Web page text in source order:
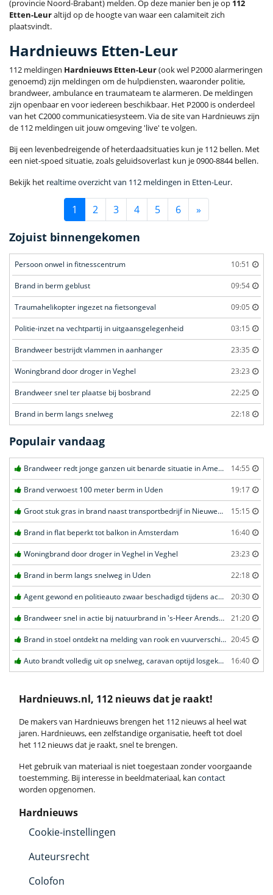
(provincie Noord-Brabant) melden. Op deze manier ben je op 112
Etten-Leuraltijd op de hoogte van waar een calamiteit zich
plaatsvindt.
Hardnieuws Etten-Leur
112 meldingen Hardnieuws Etten-Leur(ook wel P2000 alarmeringen
genoemd) zijn meldingen om de hulpdiensten, waaronder politie,
brandweer, ambulance en traumateam te alarmeren. De meldingen
zijn openbaar en voor iedereen beschikbaar. Het P2000 is onderdeel
van het C2000 communicatiesysteem. Via de site van Hardnieuws zijn
de 112 meldingen uit jouw omgeving 'live' te volgen.
Bij een levenbedreigende of heterdaadsituaties kun je 112 bellen. Met
een niet-spoed situatie, zoals geluidsoverlast kun je 0900-8844 bellen.
Bekijk het realtime overzicht van 112 meldingen in Etten-Leur.
1 2 3 4 5 6 »
Zojuist binnengekomen
Persoon onwel in fitnesscentrum 10:51
Brand in berm geblust 09:54
Traumahelikopter ingezet na fietsongeval 09:05
Politie-inzet na vechtpartij in uitgaansgelegenheid 03:15
Brandweer bestrijdt vlammen in aanhanger 23:35
Woningbrand door droger in Veghel 23:23
Brandweer snel ter plaatse bij bosbrand 22:25
Brand in berm langs snelweg 22:18
Populair vandaag
Brandweer redt jonge ganzen uit benarde situatie in Amersfoort 14:55
Brand verwoest 100 meter berm in Uden 19:17
Groot stuk gras in brand naast transportbedrijf in Nieuwegein 15:15
Brand in flat beperkt tot balkon in Amsterdam 16:40
Woningbrand door droger in Veghel in Veghel 23:23
Brand in berm langs snelweg in Uden 22:18
Agent gewond en politieauto zwaar beschadigd tijdens achtervolging in Uden 20:30
Brandweer snel in actie bij natuurbrand in 's-Heer Arendskerke 21:20
Brand in stoel ontdekt na melding van rook en vuurverschijnselen in portiekflat in Rotterdam 20:45
Auto brandt volledig uit op snelweg, caravan optijd losgekoppeld in Ede 16:40
Hardnieuws.nl, 112 nieuws dat je raakt!
De makers van Hardnieuws brengen het 112 nieuws al heel wat
jaren. Hardnieuws, een zelfstandige organisatie, heeft tot doel
het 112 nieuws dat je raakt, snel te brengen.
Het gebruik van materiaal is niet toegestaan zonder voorgaande
toestemming. Bij interesse in beeldmateriaal, kan contact
worden opgenomen.
Hardnieuws
Cookie-instellingen
Auteursrecht
Colofon